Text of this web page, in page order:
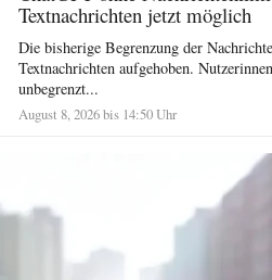
Textnachrichten jetzt möglich
Die bisherige Begrenzung der
Textnachrichten aufgehoben.
unbegrenzt...
August 8, 2026 bis 14:50 Uhr